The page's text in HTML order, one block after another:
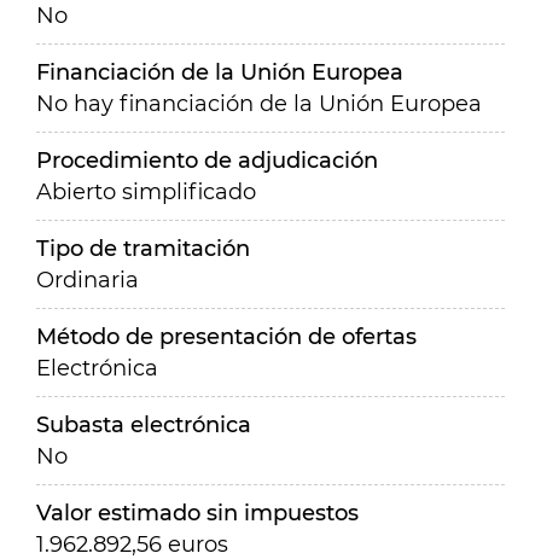
No
Financiación de la Unión Europea
No hay financiación de la Unión Europea
Procedimiento de adjudicación
Abierto simplificado
Tipo de tramitación
Ordinaria
Método de presentación de ofertas
Electrónica
Subasta electrónica
No
Valor estimado sin impuestos
1.962.892,56 euros